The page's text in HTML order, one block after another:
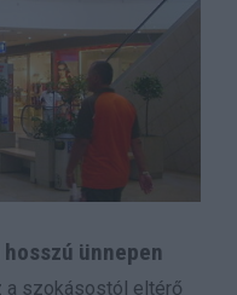
ünnepen
a szokásostól eltérő